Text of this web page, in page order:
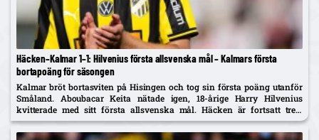
Häcken–Kalmar 1–1: Hilvenius första allsvenska mål – Kalmars första
bortapoäng för säsongen
Kalmar bröt bortasviten på Hisingen och tog sin första poäng utanför
Småland. Aboubacar Keita nätade igen, 18-årige Harry Hilvenius
kvitterade med sitt första allsvenska mål. Häcken är fortsatt trea,
Kalmar kliver upp på tionde plats.